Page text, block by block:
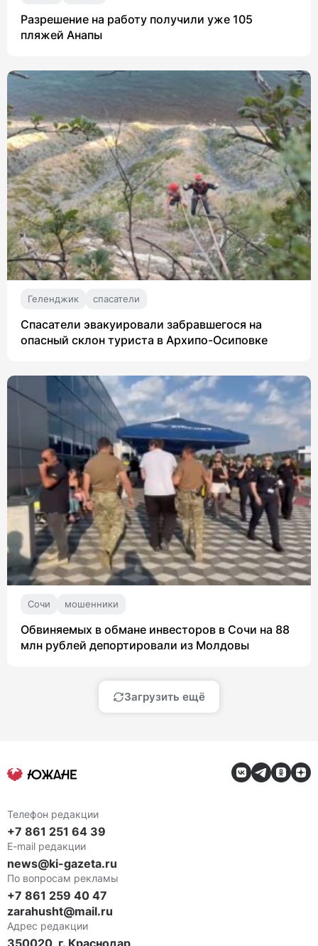
Разрешение на работу получили уже 105
пляжей Анапы
Геленджик спасатели
Спасатели эвакуировали забравшегося на
опасный склон туриста в Архипо-Осиповке
Сочи мошенники
Обвиняемых в обмане инвесторов в Сочи на 88
млн рублей депортировали из Молдовы
Загрузить ещё
Телефон редакции
+7 861 251 64 39
E-mail редакции
news@ki-gazeta.ru
По вопросам рекламы
+7 861 259 40 47
zarahusht@mail.ru
Адрес редакции